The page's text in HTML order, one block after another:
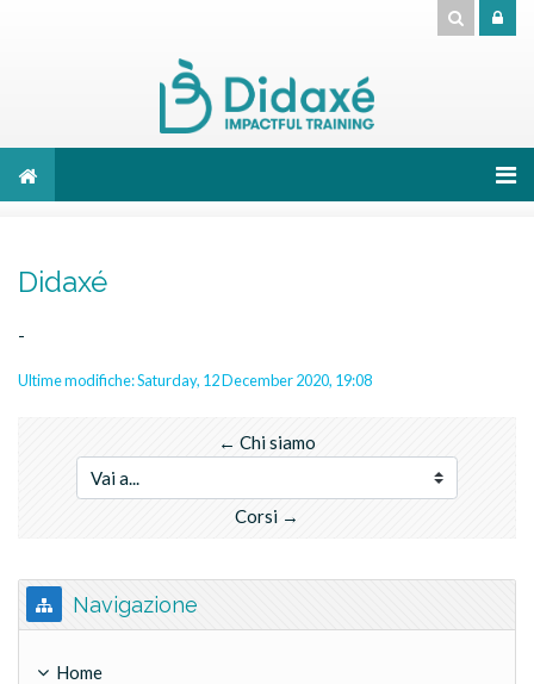
Didaxé
-
Ultime modifiche: Saturday, 12 December 2020, 19:08
← Chi siamo
Corsi →
Salta Navigazione
Navigazione
Home